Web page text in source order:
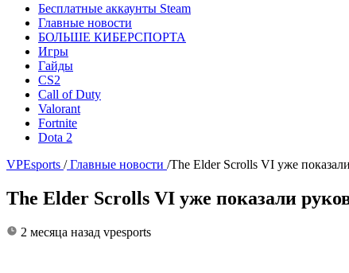
Бесплатные аккаунты Steam
Главные новости
БОЛЬШЕ КИБЕРСПОРТА
Игры
Гайды
CS2
Call of Duty
Valorant
Fortnite
Dota 2
VPEsports / Главные новости /The Elder Scrolls VI уже
The Elder Scrolls VI уже показали
2 месяца назад vpesports